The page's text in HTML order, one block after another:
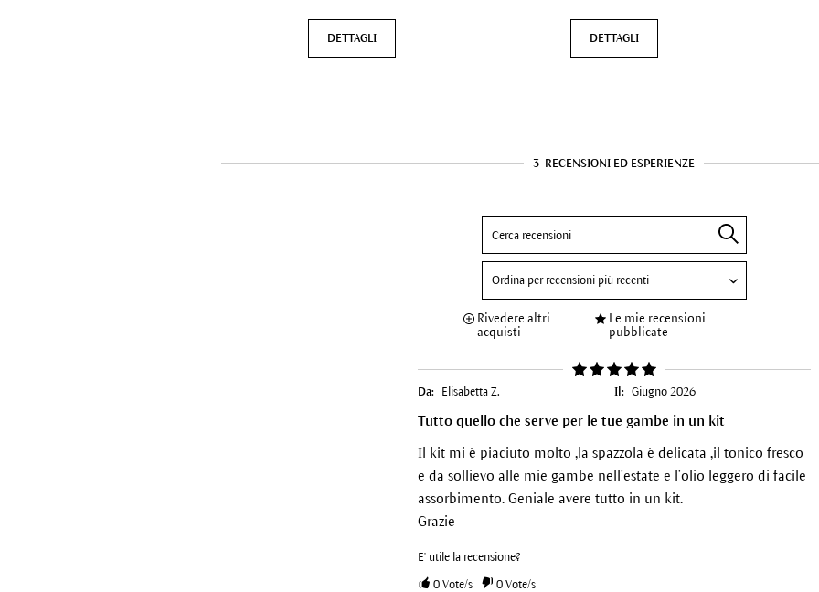
DETTAGLI DETTAGLI
3 RECENSIONI ED ESPERIENZE
Rivedere altri
acquisti
Le mie recensioni
pubblicate
Da: Elisabetta Z. Il: Giugno 2026
Tutto quello che serve per le tue gambe in un kit
Il kit mi è piaciuto molto ,la spazzola è delicata ,il tonico fresco
e da sollievo alle mie gambe nell’estate e l’olio leggero di facile
assorbimento. Geniale avere tutto in un kit.
Grazie
E' utile la recensione?
0Vote/s 0Vote/s